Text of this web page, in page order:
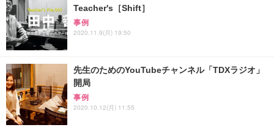
Teacher's［Shift］
事例
2020.11.9(月) 19:50
先生のためのYouTubeチャンネル「TDXラジオ」
開局
事例
2020.10.12(月) 11:55